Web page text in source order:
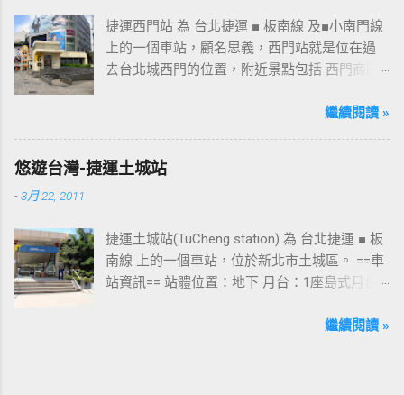
捷運西門站 為 台北捷運 ■ 板南線 及■小南門線
上的一個車站，顧名思義，西門站就是位在過
去台北城西門的位置，附近景點包括 西門商圈
圖中的六號出口，因位處 西門商圈 之入口，成
等候的標的物，也是是最容易堵塞的出口。 捷
運西門站六號出口&西門町商圈 板南線上車站 [
站 ] - [ 龍山寺站 ] - [ 西門站 ] - [ 台北車站 ] - [
善導寺站 ] - [ 忠孝新生站 ] - [ 忠孝復興站 ] - [
忠孝敦化站 ] - [ 國父紀念館站 ] - [ 市政府站
繼續閱讀 »
悠遊台灣-捷運土城站
-3月 22, 2011
捷運土城站(TuCheng station) 為 台北捷運 ■ 板
南線 上的一個車站，位於新北市土城區。 ==車
站資訊== 站體位置：地下 月台：1座島式月台
站 ] ---->往 板橋站 、 台北車站 、 南港展覽館
繼續閱讀 »